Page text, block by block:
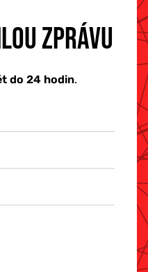
ZPRÁVU
do 24 hodin.